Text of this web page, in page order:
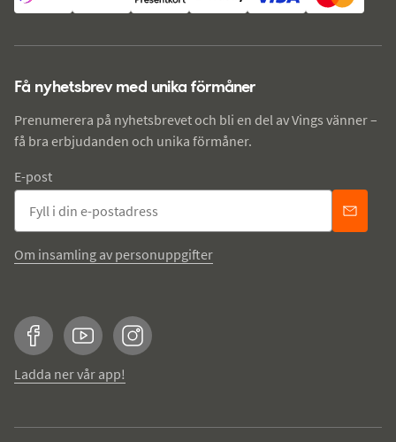
Få nyhetsbrev med unika förmåner
Prenumerera på nyhetsbrevet och bli en del av Vings vänner –
få bra erbjudanden och unika förmåner.
E-post
Om insamling av personuppgifter
FacebookYouTubeInstagram
Ladda ner vår app!